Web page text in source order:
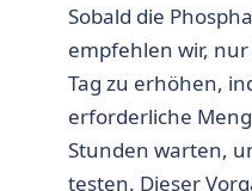
Sobald die
empfehlen wir,
Tag zu erhöhen,
erforderliche
Stunden warten,
testen. Dieser